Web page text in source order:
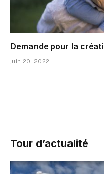
Demande pour la
juin 20, 2022
Tour d’actualité